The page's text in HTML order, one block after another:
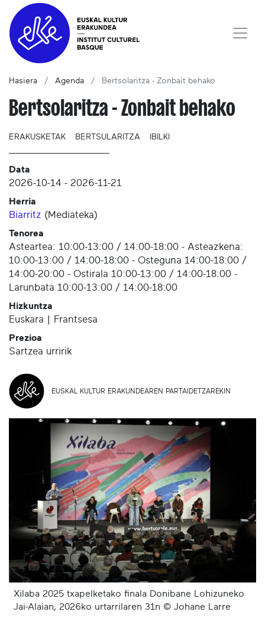
Hasiera Agenda Bertsolaritza - Zonbait behako
Bertsolaritza - Zonbait behako
ERAKUSKETAK BERTSULARITZA IBILKI
Data
2026-10-14 - 2026-11-21
Herria
Biarritz (Mediateka)
Tenorea
Asteartea: 10:00-13:00 / 14:00-18:00 - Asteazkena:
10:00-13:00 / 14:00-18:00 - Osteguna 14:00-18:00 /
14:00-20:00 - Ostirala 10:00-13:00 / 14:00-18:00 -
Larunbata 10:00-13:00 / 14:00-18:00
Hizkuntza
Euskara | Frantsesa
Prezioa
Sartzea urririk
EUSKAL KULTUR ERAKUNDEAREN PARTAIDETZAREKIN
Xilaba 2025 txapelketako finala Donibane Lohizuneko
Jai-Alaian, 2026ko urtarrilaren 31n © Johane Larre